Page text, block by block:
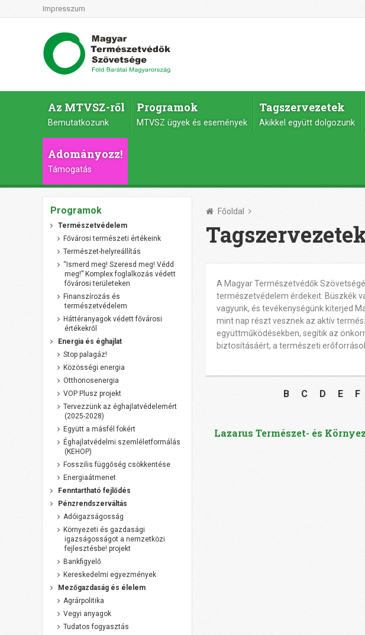
Impresszum
Az MTVSZ-ről
Bemutatkozunk
Programok
MTVSZ ügyek és események
Tagszervezetek
Akikkel együtt dolgozunk
Adományozz!
Támogatás
Főoldal
A Magyar Természetvédők
természetvédelem érdekeit. Büszkék
vagyunk, és tevékenységünk kiterjed
mint nap részt vesznek az aktív
együttműködésekben, segítik az
biztosításáért, a természeti
B C D E F
Lazarus Természet- és
Programok
Természetvédelem
Fővárosi természeti értékeink
Természet-helyreállítás
“Ismerd meg! Szeresd meg! Védd
meg!” Komplex foglalkozás védett
fővárosi területeken
Finanszírozás és
természetvédelem
Háttéranyagok védett fővárosi
értékekről
Energia és éghajlat
Stop palagáz!
Közösségi energia
Otthonosenergia
VOP Plusz projekt
Tervezzünk az éghajlatvédelemért
(2025-2028)
Együtt a másfél fokért
Éghajlatvédelmi szemléletformálás
(KEHOP)
Fosszilis függőség csökkentése
Energiaátmenet
Fenntartható fejlődés
Pénzrendszerváltás
Adóigazságosság
Környezeti és gazdasági
igazságosságot a nemzetközi
fejlesztésbe! projekt
Bankfigyelő
Kereskedelmi egyezmények
Mezőgazdaság és élelem
Agrárpolitika
Vegyi anyagok
Tudatos fogyasztás